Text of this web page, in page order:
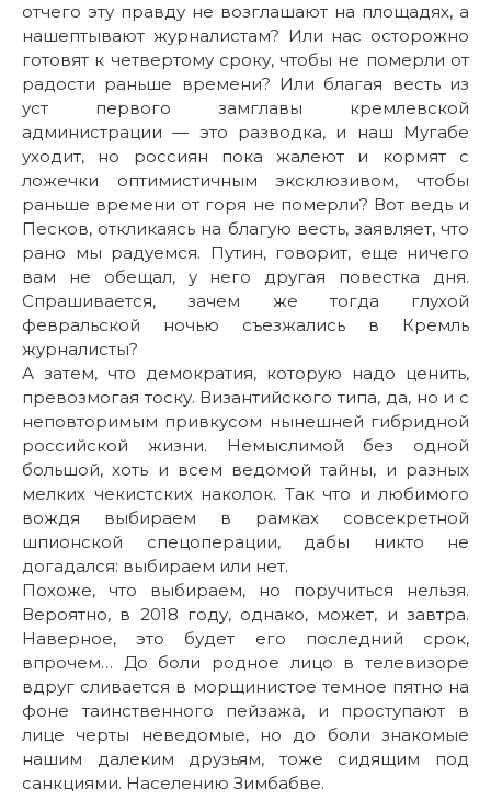
отчего эту правду не возглашают на площадях, а
нашептывают журналистам? Или нас осторожно
готовят к четвертому сроку, чтобы не померли от
радости раньше времени? Или благая весть из
уст первого замглавы кремлевской
администрации — это разводка, и наш Мугабе
уходит, но россиян пока жалеют и кормят с
ложечки оптимистичным эксклюзивом, чтобы
раньше времени от горя не померли? Вот ведь и
Песков, откликаясь на благую весть, заявляет, что
рано мы радуемся. Путин, говорит, еще ничего
вам не обещал, у него другая повестка дня.
Спрашивается, зачем же тогда глухой
февральской ночью съезжались в Кремль
журналисты?
А затем, что демократия, которую надо ценить,
превозмогая тоску. Византийского типа, да, но и с
неповторимым привкусом нынешней гибридной
российской жизни. Немыслимой без одной
большой, хоть и всем ведомой тайны, и разных
мелких чекистских наколок. Так что и любимого
вождя выбираем в рамках совсекретной
шпионской спецоперации, дабы никто не
догадался: выбираем или нет.
Похоже, что выбираем, но поручиться нельзя.
Вероятно, в 2018 году, однако, может, и завтра.
Наверное, это будет его последний срок,
впрочем… До боли родное лицо в телевизоре
вдруг сливается в морщинистое темное пятно на
фоне таинственного пейзажа, и проступают в
лице черты неведомые, но до боли знакомые
нашим далеким друзьям, тоже сидящим под
санкциями. Населению Зимбабве.